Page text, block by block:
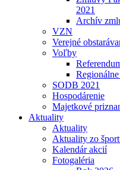
2021
Archív
VZN
Verejné
Voľby
SODB 2021
Hospodárenie
Majetkové
Aktuality
Aktuality
Aktuality zo
Kalendár akcií
Fotogaléria